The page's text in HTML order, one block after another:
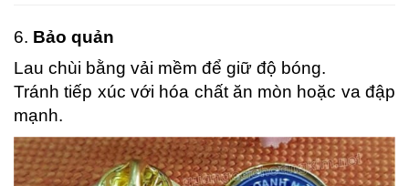
6. Bảo quản
Lau chùi bằng vải mềm để giữ độ bóng.
Tránh tiếp xúc với hóa chất ăn mòn hoặc va đập
mạnh.